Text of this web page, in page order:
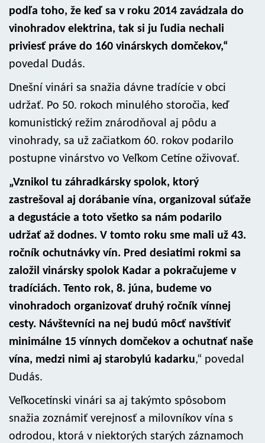
podľa toho, že keď sa v roku 2014 zavádzala do
vinohradov elektrina, tak si ju ľudia nechali
priviesť práve do 160 vinárskych domčekov,“
povedal Dudás.
Dnešní vinári sa snažia dávne tradície v obci
udržať. Po 50. rokoch minulého storočia, keď
komunistický režim znárodňoval aj pôdu a
vinohrady, sa už začiatkom 60. rokov podarilo
postupne vinárstvo vo Veľkom Cetíne oživovať.
„Vznikol tu záhradkársky spolok, ktorý
zastrešoval aj dorábanie vína, organizoval súťaže
a degustácie a toto všetko sa nám podarilo
udržať až dodnes. V tomto roku sme mali už 43.
ročník ochutnávky vín. Pred desiatimi rokmi sa
založil vinársky spolok Kadar a pokračujeme v
tradíciách. Tento rok, 8. júna, budeme vo
vinohradoch organizovať druhý ročník vínnej
cesty. Návštevníci na nej budú môcť navštíviť
minimálne 15 vínnych domčekov a ochutnať naše
vína, medzi nimi aj starobylú kadarku,“ povedal
Dudás.
Veľkocetínski vinári sa aj takýmto spôsobom
snažia zoznámiť verejnosť a milovníkov vína s
odrodou, ktorá v niektorých starých záznamoch